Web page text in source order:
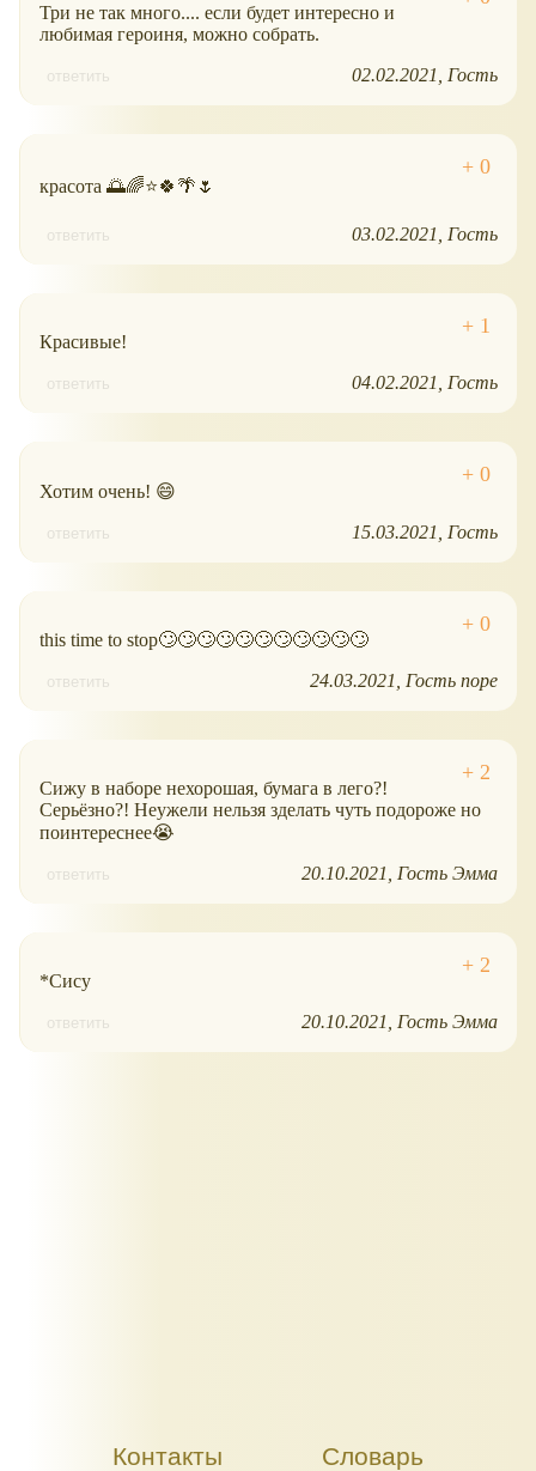
Три не так много.... если будет интересно и
любимая героиня, можно собрать.
ответить 02.02.2021 Гость
красота 🌅🌈⭐🍀🌴🌷
ответить 03.02.2021 Гость
Красивые!
ответить 04.02.2021 Гость
Хотим очень! 😄
ответить 15.03.2021 Гость
this time to stop🙄🙄🙄🙄🙄🙄🙄🙄🙄🙄🙄
ответить 24.03.2021 Гость nope
Сижу в наборе нехорошая, бумага в лего?!
Серьёзно?! Неужели нельзя зделать чуть подороже но
поинтереснее😭
ответить 20.10.2021 Гость Эмма
*Сису
ответить 20.10.2021 Гость Эмма
Контакты Словарь